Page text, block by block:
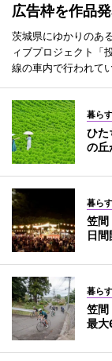
広告枠を作品
茨城県にゆかりのあ
ィブプロジェクト「
線の車内で行われてい
暮ら
ひた
の丘
暮ら
笠
日
暮ら
笠間
最大